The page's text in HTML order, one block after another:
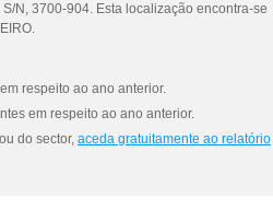
N, 3700-904. Esta localização encontra-se
respeito ao ano anterior.
em respeito ao ano anterior.
do sector, aceda gratuitamente ao relatório